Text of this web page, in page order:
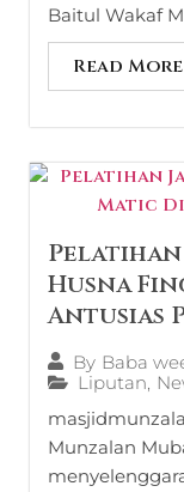
Baitul Wakaf
Read More
Pelatihan
Husna
Antusias
By Baba
Liputan,
Munzalan